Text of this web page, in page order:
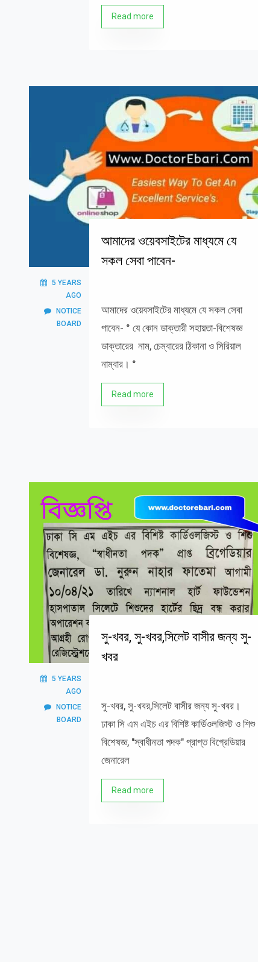
Read more
5 YEARS
AGO
NOTICE
BOARD
আমাদের ওয়েবসাইটের মাধ্যমে যে
সকল সেবা পাবেন-
আমাদের ওয়েবসাইটের মাধ্যমে যে সকল সেবা
পাবেন- ° যে কোন ডাক্তারী সহায়তা-বিশেষজ্ঞ
ডাক্তারের নাম, চেম্বারের ঠিকানা ও সিরিয়াল
নাম্বার। °
Read more
5 YEARS
AGO
NOTICE
BOARD
সু-খবর, সু-খবর,সিলেট বাসীর জন্য সু-
খবর
সু-খবর, সু-খবর,সিলেট বাসীর জন্য সু-খবর।
ঢাকা সি এম এইচ এর বিশিষ্ট কার্ডিওলজিস্ট ও শিশু
বিশেষজ্ঞ, "স্বাধীনতা পদক" প্রাপ্ত বিগ্রেডিয়ার
জেনারেল
Read more